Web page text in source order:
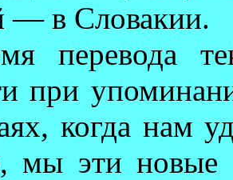
— в Словакии.
перевода
при
когда нам
мы эти но­вые